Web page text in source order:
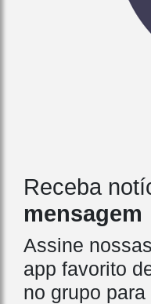
Receba
mensagem
Assine
app favorito
no grupo